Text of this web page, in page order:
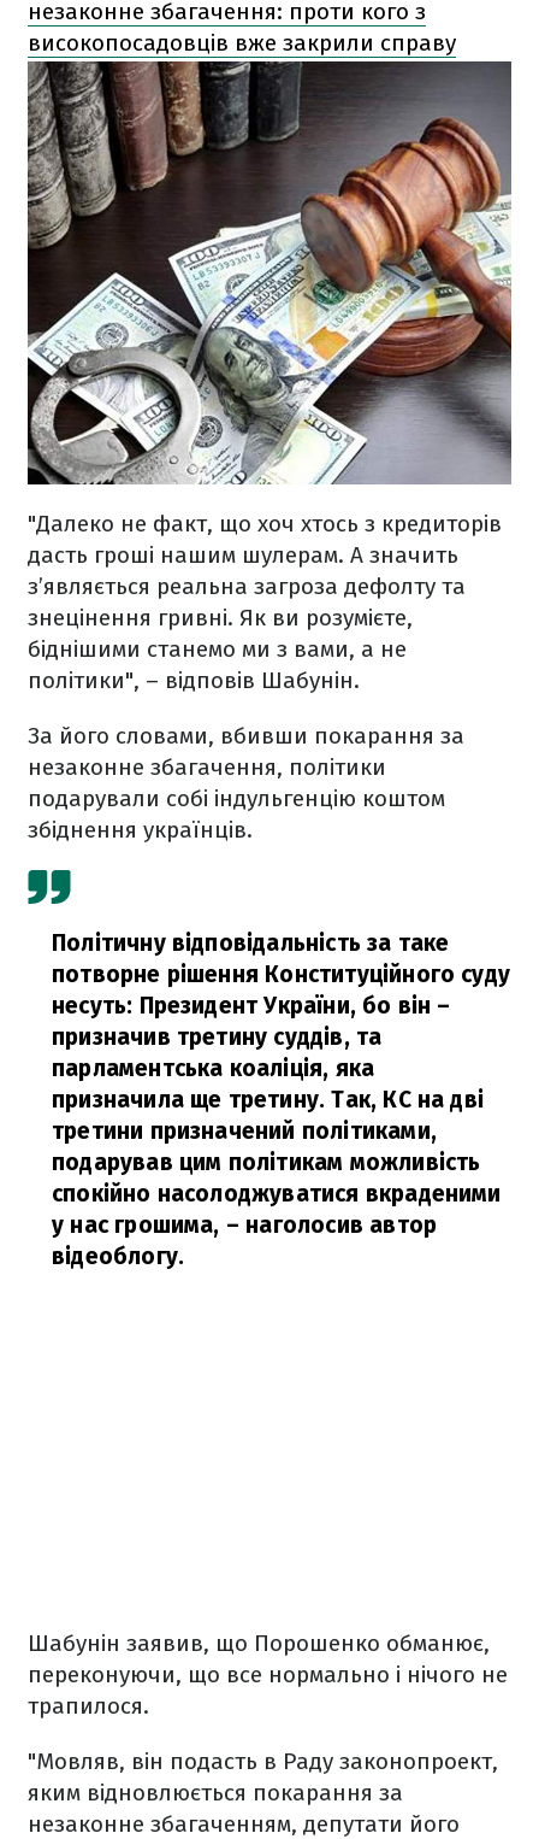
незаконне збагачення: проти кого з
високопосадовців вже закрили справу
"Далеко не факт, що хоч хтось з кредиторів
дасть гроші нашим шулерам. А значить
з’являється реальна загроза дефолту та
знецінення гривні. Як ви розумієте,
біднішими станемо ми з вами, а не
політики", – відповів Шабунін.
За його словами, вбивши покарання за
незаконне збагачення, політики
подарували собі індульгенцію коштом
збіднення українців.
Політичну відповідальність за таке
потворне рішення Конституційного суду
несуть: Президент України, бо він –
призначив третину суддів, та
парламентська коаліція, яка
призначила ще третину. Так, КС на дві
третини призначений політиками,
подарував цим політикам можливість
спокійно насолоджуватися вкраденими
у нас грошима, – наголосив автор
відеоблогу.
Шабунін заявив, що Порошенко обманює,
переконуючи, що все нормально і нічого не
трапилося.
"Мовляв, він подасть в Раду законопроект,
яким відновлюється покарання за
незаконне збагаченням, депутати його